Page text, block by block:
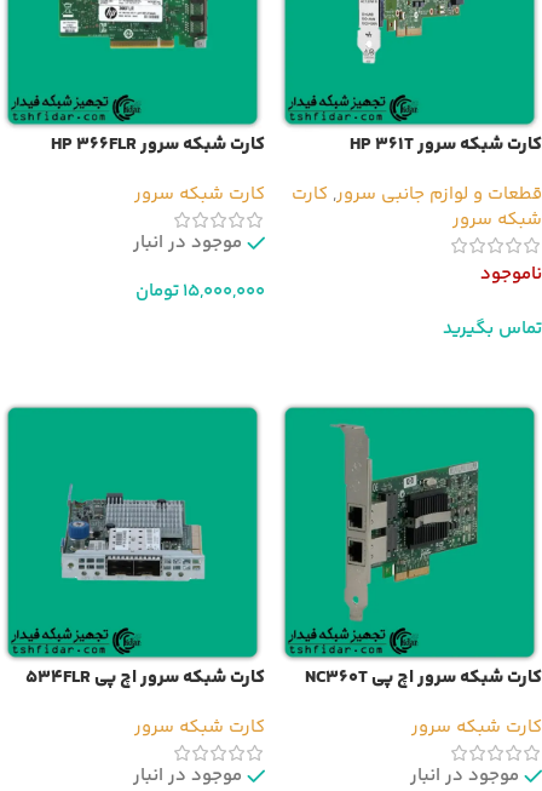
کارت شبکه سرور HP 361T
قطعات و لوازم جانبی سرور, کارت
شبکه سرور
ناموجود
تماس بگیرید
کارت شبکه سرور HP 366FLR
کارت شبکه سرور
موجود در انبار
15,000,000تومان
کارت شبکه سرور اچ پی NC360T
کارت شبکه سرور
موجود در انبار
کارت شبکه سرور اچ پی 534FLR
کارت شبکه سرور
موجود در انبار